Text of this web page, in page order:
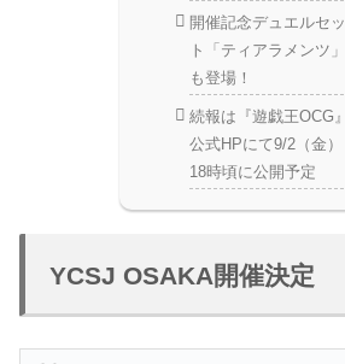
開催記念デュエルセッ
ト「ティアラメンツ」
も登場！
続報は『遊戯王OCG』
公式HPにて9/2（金）
18時頃に公開予定
YCSJ OSAKA開催決定